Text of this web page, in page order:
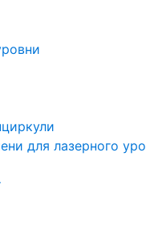
для лазерного